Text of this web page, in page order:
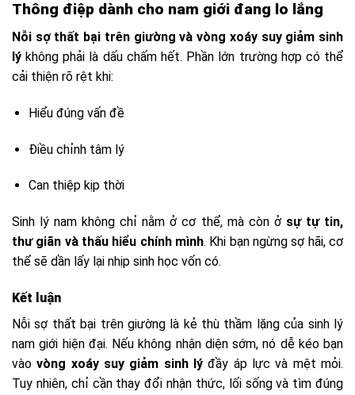
Thông điệp dành cho nam giới đang lo lắng
Nỗi sợ thất bại trên giường và vòng xoáy suy giảm sinh
lý không phải là dấu chấm hết. Phần lớn trường hợp có thể
cải thiện rõ rệt khi:
Hiểu đúng vấn đề
Điều chỉnh tâm lý
Can thiệp kịp thời
Sinh lý nam không chỉ nằm ở cơ thể, mà còn ở sự tự tin,
thư giãn và thấu hiểu chính mình. Khi bạn ngừng sợ hãi, cơ
thể sẽ dần lấy lại nhịp sinh học vốn có.
Kết luận
Nỗi sợ thất bại trên giường là kẻ thù thầm lặng của sinh lý
nam giới hiện đại. Nếu không nhận diện sớm, nó dễ kéo bạn
vàovòng xoáy suy giảm sinh lý đầy áp lực và mệt mỏi.
Tuy nhiên, chỉ cần thay đổi nhận thức, lối sống và tìm đúng